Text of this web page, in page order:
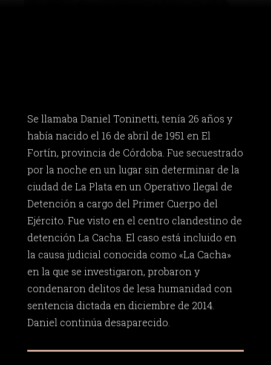
Se llamaba Daniel Toninetti, tenía 26 años y
había nacido el 16 de abril de 1951 en El
Fortín, provincia de Córdoba. Fue secuestrado
por la noche en un lugar sin determinar de la
ciudad de La Plata en un Operativo Ilegal de
Detención a cargo del Primer Cuerpo del
Ejército. Fue visto en el centro clandestino de
detención La Cacha. El caso está incluido en
la causa judicial conocida como «La Cacha»
en la que se investigaron, probaron y
condenaron delitos de lesa humanidad con
sentencia dictada en diciembre de 2014.
Daniel continúa desaparecido.